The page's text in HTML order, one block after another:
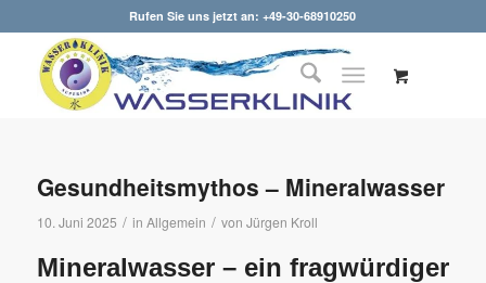
Rufen Sie uns jetzt an: +49-30-68910250
Gesundheitsmythos – Mineralwasser
10. Juni 2025 / in Allgemein / von Jürgen Kroll
Mineralwasser – ein fragwürdiger